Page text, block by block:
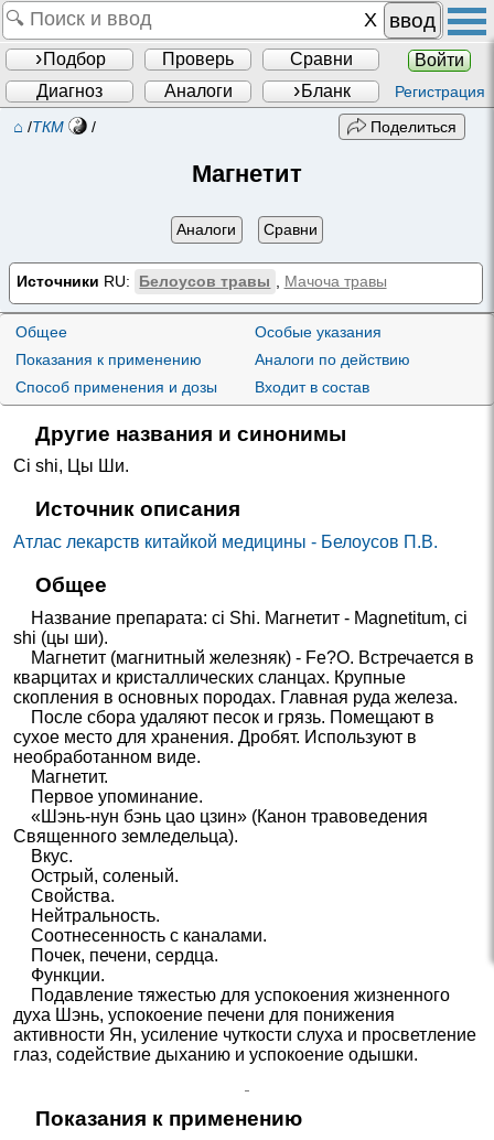
ввод
Подбор Проверь Сравни
Войти
Диагноз
Аналоги Бланк Регистрация
⌂ /ТКМ / Поделиться
Магнетит
Аналоги Сравни
Источники RU: Белоусов травы Мачоча травы
Общее
Показания к применению
Способ применения и дозы
Особые указания
Аналоги по действию
Входит в состав
Другие названия и синонимы
Ci shi, Цы Ши.
Источник описания
Атлас лекарств китайкой медицины - Белоусов П.В.
Общее
Название препарата: сi Shi. Магнетит - Magnetitum, ci
shi (цы ши).
Магнетит (магнитный железняк) - Fe?O. Встречается в
кварцитах и кристаллических сланцах. Крупные
скопления в основных породах. Главная руда железа.
После сбора удаляют песок и грязь. Помещают в
сухое место для хранения. Дробят. Используют в
необработанном виде.
Магнетит.
Первое упоминание.
«Шэнь-нун бэнь цао цзин» (Канон травоведения
Священного земледельца).
Вкус.
Острый, соленый.
Свойства.
Нейтральность.
Соотнесенность с каналами.
Почек, печени, сердца.
Функции.
Подавление тяжестью для успокоения жизненного
духа Шэнь, успокоение печени для понижения
активности Ян, усиление чуткости слуха и просветление
глаз, содействие дыханию и успокоение одышки.
Показания к применению